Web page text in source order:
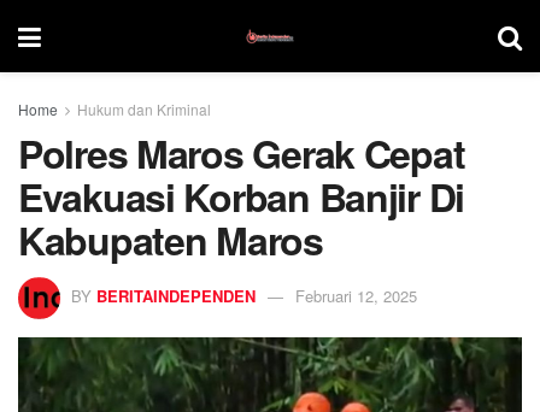
Home Hukum dan Kriminal
Polres Maros Gerak Cepat
Evakuasi Korban Banjir Di
Kabupaten Maros
BY BERITAINDEPENDEN Februari 12, 2025